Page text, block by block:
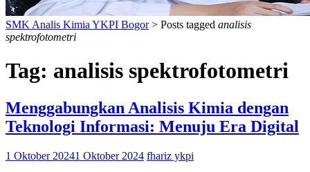
SMK Analis Kimia YKPI Bogor> Posts tagged analisis
spektrofotometri
Tag: analisis spektrofotometri
Menggabungkan Analisis Kimia dengan
Teknologi Informasi: Menuju Era Digital
1 Oktober 20241 Oktober 2024 fhariz ykpi